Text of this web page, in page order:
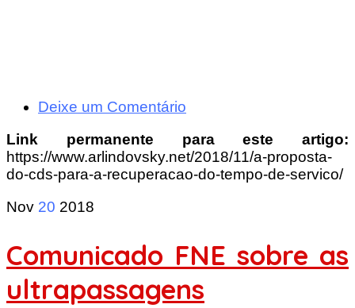
Deixe um Comentário
Link permanente para este artigo:
https://www.arlindovsky.net/2018/11/a-proposta-
do-cds-para-a-recuperacao-do-tempo-de-servico/
Nov 20 2018
Comunicado FNE sobre as
ultrapassagens